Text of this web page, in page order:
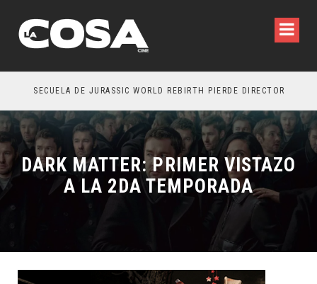
SECUELA DE JURASSIC WORLD REBIRTH PIERDE DIRECTOR
DARK MATTER: PRIMER VISTAZO
A LA 2DA TEMPORADA